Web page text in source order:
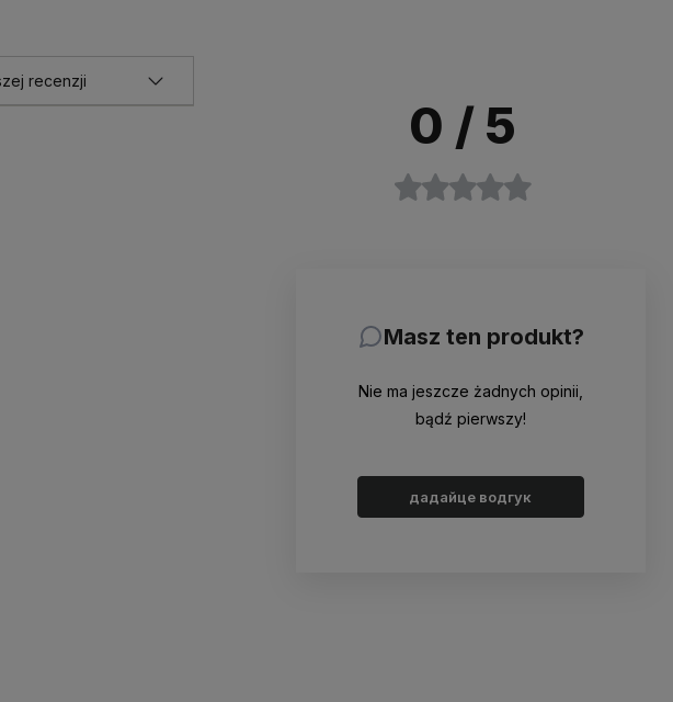
0 / 5
Masz ten produkt?
Nie ma jeszcze żadnych opinii,
bądź pierwszy!
дадайце водгук